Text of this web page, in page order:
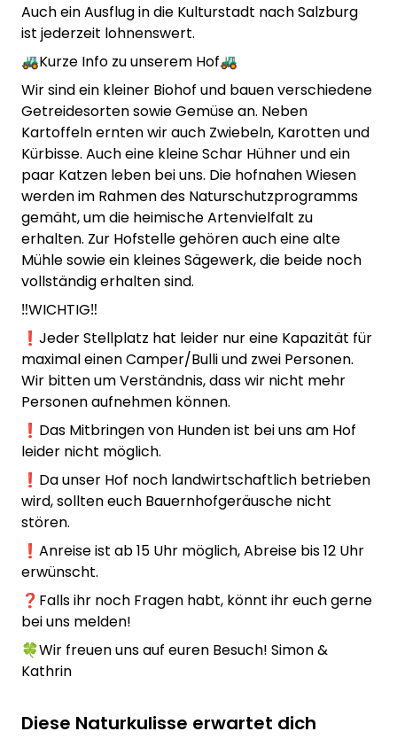
Auch ein Ausflug in die Kulturstadt nach Salzburg
ist jederzeit lohnenswert.
🚜Kurze Info zu unserem Hof🚜
Wir sind ein kleiner Biohof und bauen verschiedene
Getreidesorten sowie Gemüse an. Neben
Kartoffeln ernten wir auch Zwiebeln, Karotten und
Kürbisse. Auch eine kleine Schar Hühner und ein
paar Katzen leben bei uns. Die hofnahen Wiesen
werden im Rahmen des Naturschutzprogramms
gemäht, um die heimische Artenvielfalt zu
erhalten. Zur Hofstelle gehören auch eine alte
Mühle sowie ein kleines Sägewerk, die beide noch
vollständig erhalten sind.
‼️WICHTIG‼️
❗️Jeder Stellplatz hat leider nur eine Kapazität für
maximal einen Camper/Bulli und zwei Personen.
Wir bitten um Verständnis, dass wir nicht mehr
Personen aufnehmen können.
❗️Das Mitbringen von Hunden ist bei uns am Hof
leider nicht möglich.
❗️Da unser Hof noch landwirtschaftlich betrieben
wird, sollten euch Bauernhofgeräusche nicht
stören.
❗️Anreise ist ab 15 Uhr möglich, Abreise bis 12 Uhr
erwünscht.
❓Falls ihr noch Fragen habt, könnt ihr euch gerne
bei uns melden!
🍀Wir freuen uns auf euren Besuch! Simon &
Kathrin
Diese Naturkulisse erwartet dich